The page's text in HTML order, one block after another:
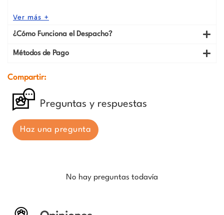
Ver más +
¿Cómo Funciona el Despacho?
Métodos de Pago
Compartir:
Preguntas y respuestas
Haz una pregunta
No hay preguntas todavía